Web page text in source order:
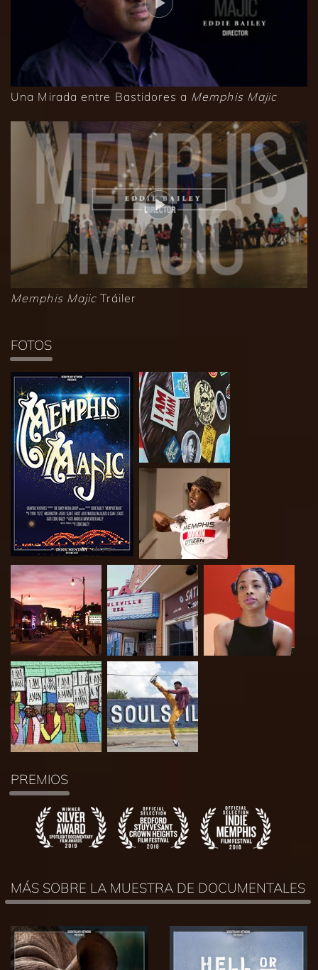
Una Mirada entre Bastidores a Memphis Majic
Memphis Majic Tráiler
FOTOS
PREMIOS
MÁS SOBRE LA MUESTRA DE DOCUMENTALES